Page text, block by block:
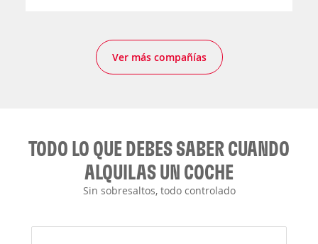
Ver más compañías
TODO LO QUE DEBES SABER CUANDO
ALQUILAS UN COCHE
Sin sobresaltos, todo controlado